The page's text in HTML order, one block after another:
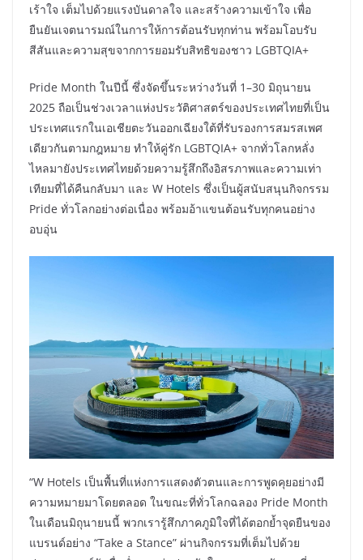
เร้าใจ เต็มไปด้วยแรงบันดาลใจ และสร้างความเข้าใจ เพื่อ
ยืนยันเจตนารมณ์ในการให้การต้อนรับทุกท่าน พร้อมโอบรับ
สีสันและความสุขจากการยอมรับสิทธิของชาว LGBTQIA+
Pride Month ในปีนี้ ซึ่งจัดขึ้นระหว่างวันที่ 1–30 มิถุนายน
2025 ถือเป็นช่วงเวลาแห่งประวัติศาสตร์ของประเทศไทยที่เป็น
ประเทศแรกในเอเชียตะวันออกเฉียงใต้ที่รับรองการสมรสเพศ
เดียวกันตามกฎหมาย ทำให้คู่รัก LGBTQIA+ จากทั่วโลกหลั่ง
ไหลมายังประเทศไทยด้วยความรู้สึกถึงอิสรภาพและความเท่า
เทียมที่ได้คืนกลับมา และ W Hotels ซึ่งเป็นผู้สนับสนุนกิจกรรม
Pride ทั่วโลกอย่างต่อเนื่อง พร้อมอ้าแขนต้อนรับทุกคนอย่าง
อบอุ่น
“W Hotels เป็นพื้นที่แห่งการแสดงตัวตนและการพูดคุยอย่างมี
ความหมายมาโดยตลอด ในขณะที่ทั่วโลกฉลอง Pride Month
ในเดือนมิถุนายนนี้ พวกเรารู้สึกภาคภูมิใจที่ได้ตอกย้ำจุดยืนของ
แบรนด์อย่าง “Take a Stance” ผ่านกิจกรรมที่เต็มไปด้วย